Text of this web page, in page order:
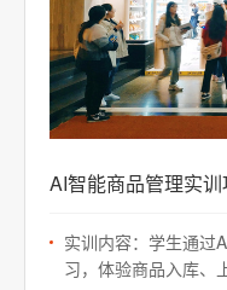
AI智能商品管理实训
实训内容：学生通过
习，体验商品入库、